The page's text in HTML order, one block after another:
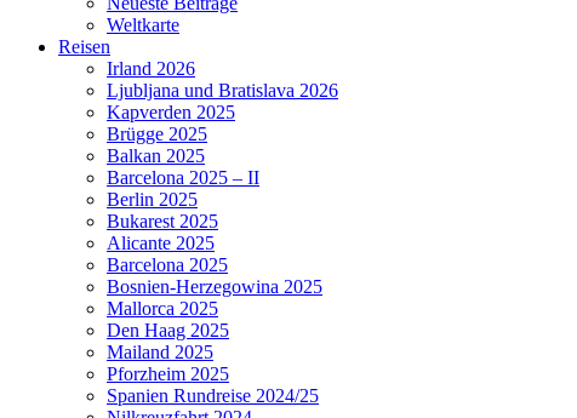
Weltkarte
Reisen
Irland 2026
Ljubljana und Bratislava 2026
Kapverden 2025
Brügge 2025
Balkan 2025
Barcelona 2025 – II
Berlin 2025
Bukarest 2025
Alicante 2025
Barcelona 2025
Bosnien-Herzegowina 2025
Mallorca 2025
Den Haag 2025
Mailand 2025
Pforzheim 2025
Spanien Rundreise 2024/25